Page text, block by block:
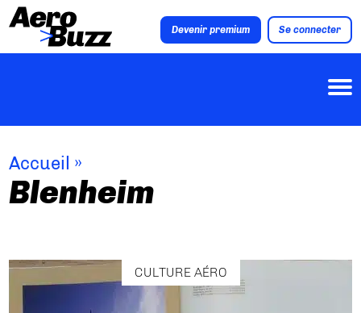
Devenir premium Se connecter
Accueil »
Blenheim
CULTURE AÉRO